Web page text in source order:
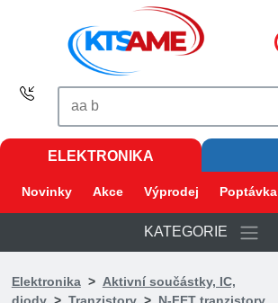
ELEKTRONIKA
Novinky Akce Výprodej Poptávka
KATEGORIE
Elektronika> Aktivní součástky, IC,
diody> Tranzistory> N-FET tranzistory